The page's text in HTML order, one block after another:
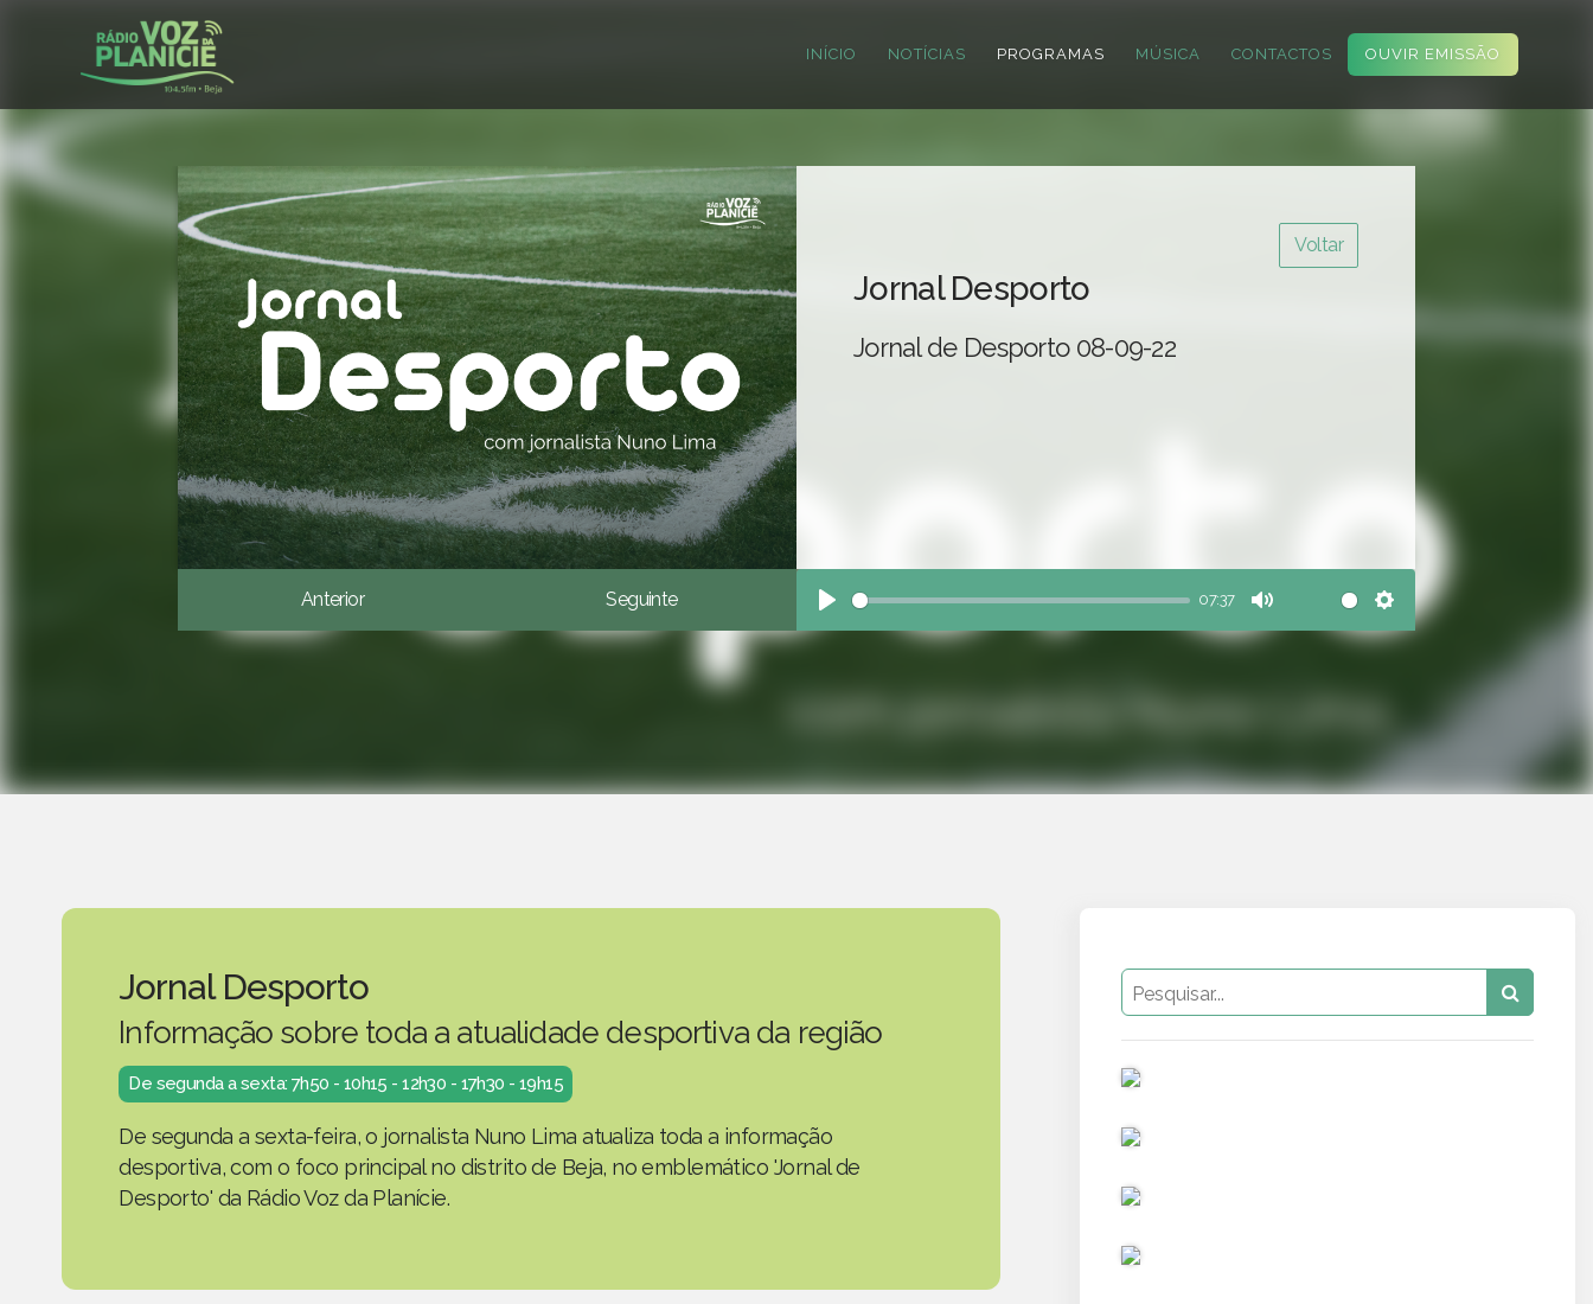
INÍCIO NOTÍCIAS PROGRAMAS MÚSICA CONTACTOS OUVIR EMISSÃO
Voltar
Jornal Desporto
Jornal de Desporto 08-09-22
Anterior Seguinte
Play
07:37
Mute Settings
Jornal Desporto
Informação sobre toda a atualidade desportiva da região
De segunda a sexta: 7h50 - 10h15 - 12h30 - 17h30 - 19h15
De segunda a sexta-feira, o jornalista Nuno Lima atualiza toda a informação
desportiva, com o foco principal no distrito de Beja, no emblemático 'Jornal de
Desporto' da Rádio Voz da Planície.